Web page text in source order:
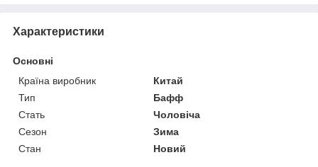
Характеристики
Основні
Країна виробник
Китай
Тип
Бафф
Стать
Чоловіча
Сезон
Зима
Стан
Новий